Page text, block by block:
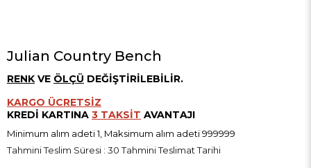
Julian Country Bench
RENK VE ÖLÇÜ DEĞİŞTİRİLEBİLİR.
KARGO ÜCRETSİZ
KREDİ KARTINA 3 TAKSİT AVANTAJI
Minimum alım adeti 1, Maksimum alım adeti 999999
Tahmini Teslim Süresi : 30 Tahmini Teslimat Tarihi